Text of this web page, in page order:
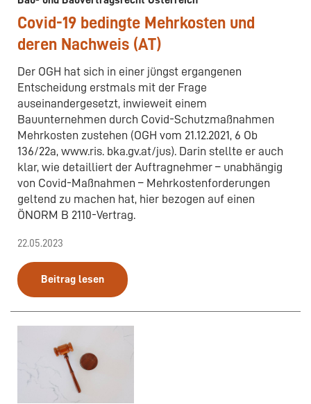
Covid-19 bedingte Mehrkosten und
deren Nachweis (AT)
Der OGH hat sich in einer jüngst ergangenen
Entscheidung erstmals mit der Frage
auseinandergesetzt, inwieweit einem
Bauunternehmen durch Covid-Schutzmaßnahmen
Mehrkosten zustehen (OGH vom 21.12.2021, 6 Ob
136/22a, www.ris. bka.gv.at/jus). Darin stellte er auch
klar, wie detailliert der Auftragnehmer – unabhängig
von Covid-Maßnahmen – Mehrkostenforderungen
geltend zu machen hat, hier bezogen auf einen
ÖNORM B 2110-Vertrag.
22.05.2023
Beitrag lesen